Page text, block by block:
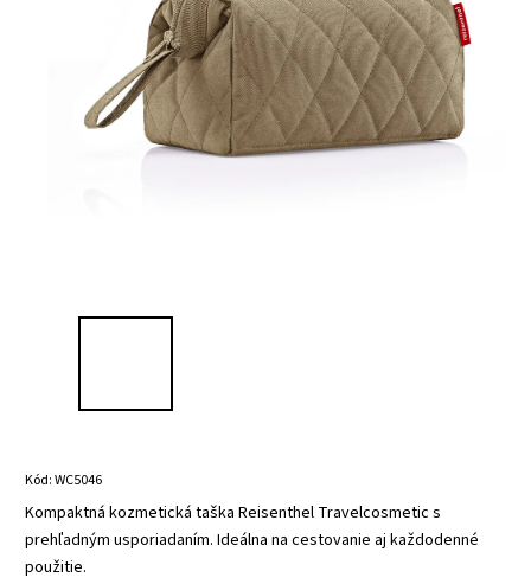
Kód:WC5046
Kompaktná kozmetická taška Reisenthel Travelcosmetic s
prehľadným usporiadaním. Ideálna na cestovanie aj každodenné
použitie.